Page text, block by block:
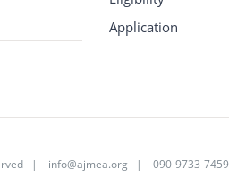
Application
| info@ajmea.org | 090-9733-7459